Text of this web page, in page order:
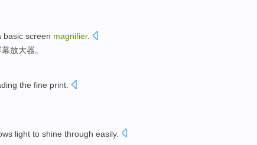
basic screen magnifier.
幕放大器。
the fine print.
light to shine through easily.